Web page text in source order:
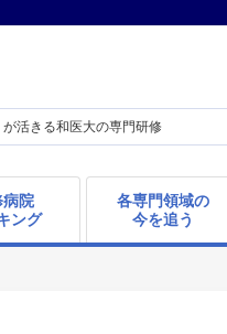
活きる和医大の専門研修
院
ング
各専門領域の
今を追う